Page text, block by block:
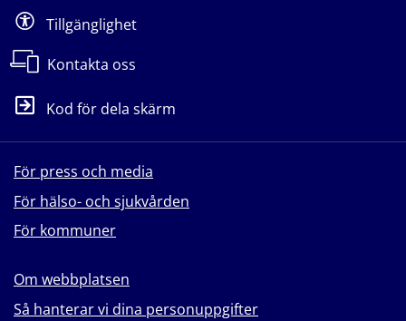
Tillgänglighet
Kontakta oss
Kod för dela skärm
För press och media
För hälso- och sjukvården
För kommuner
Om webbplatsen
Så hanterar vi dina personuppgifter